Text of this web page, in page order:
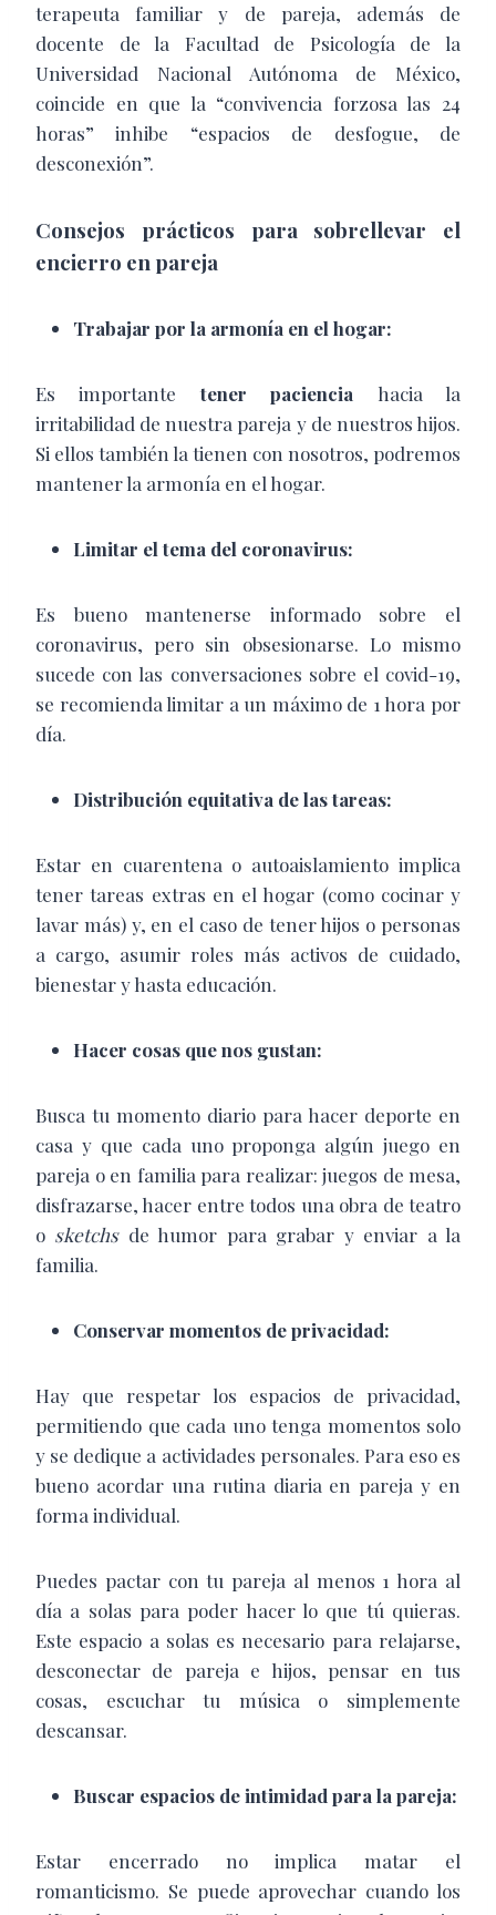
terapeuta familiar y de pareja, además de
docente de la Facultad de Psicología de la
Universidad Nacional Autónoma de México,
coincide en que la “convivencia forzosa las 24
horas” inhibe “espacios de desfogue, de
desconexión”.
Consejos prácticos para sobrellevar el
encierro en pareja
Trabajar por la armonía en el hogar:
Es importantetener paciencia
hacia la
irritabilidad de nuestra pareja y de nuestros hijos.
Si ellos también la tienen con nosotros, podremos
mantener la armonía en el hogar.
Limitar el tema del coronavirus:
Es bueno mantenerse informado sobre el
coronavirus, pero sin obsesionarse. Lo mismo
sucede con las conversaciones sobre el covid-19,
se recomienda limitar a un máximo de 1 hora por
día.
Distribución equitativa de las tareas:
Estar en cuarentena o autoaislamiento implica
tener tareas extras en el hogar (como cocinar y
lavar más) y, en el caso de tener hijos o personas
a cargo, asumir roles más activos de cuidado,
bienestar y hasta educación.
Hacer cosas que nos gustan:
Busca tu momento diario para hacer deporte en
casa y que cada uno proponga algún juego en
pareja o en familia para realizar: juegos de mesa,
disfrazarse, hacer entre todos una obra de teatro
o sketchs de humor para grabar y enviar a la
familia.
Conservar momentos de privacidad:
Hay que respetar los espacios de privacidad,
permitiendo que cada uno tenga momentos solo
y se dedique a actividades personales. Para eso es
bueno acordar una rutina diaria en pareja y en
forma individual.
Puedes pactar con tu pareja al menos 1 hora al
día a solas para poder hacer lo que tú quieras.
Este espacio a solas es necesario para relajarse,
desconectar de pareja e hijos, pensar en tus
cosas, escuchar tu música o simplemente
descansar.
Buscar espacios de intimidad para la pareja:
Estar encerrado no implica matar el
romanticismo. Se puede aprovechar cuando los